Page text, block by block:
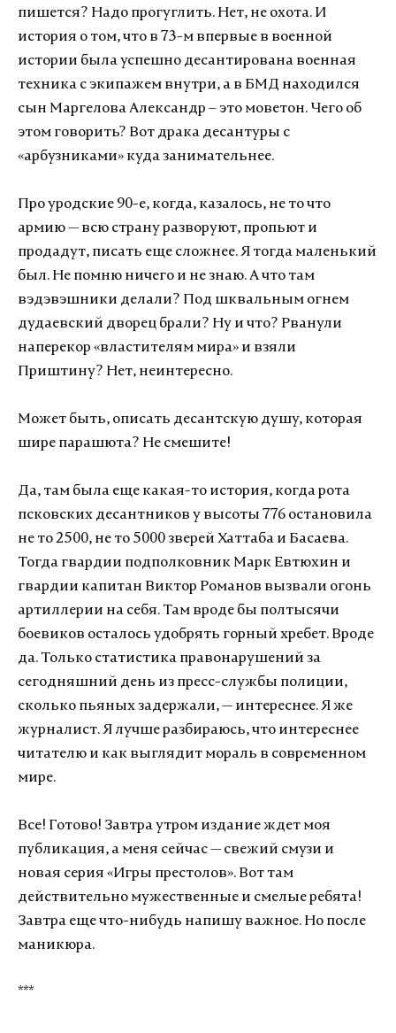
пишется? Надо прогуглить. Нет, не охота. И
история о том, что в 73-м впервые в военной
истории была успешно десантирована военная
техника с экипажем внутри, а в БМД находился
сын Маргелова Александр – это моветон. Чего об
этом говорить? Вот драка десантуры с
«арбузниками» куда занимательнее.
Про уродские 90-е, когда, казалось, не то что
армию — всю страну разворуют, пропьют и
продадут, писать еще сложнее. Я тогда маленький
был. Не помню ничего и не знаю. А что там
вэдэвэшники делали? Под шквальным огнем
дудаевский дворец брали? Ну и что? Рванули
наперекор «властителям мира» и взяли
Приштину? Нет, неинтересно.
Может быть, описать десантскую душу, которая
шире парашюта? Не смешите!
Да, там была еще какая-то история, когда рота
псковских десантников у высоты 776 остановила
не то 2500, не то 5000 зверей Хаттаба и Басаева.
Тогда гвардии подполковник Марк Евтюхин и
гвардии капитан Виктор Романов вызвали огонь
артиллерии на себя. Там вроде бы полтысячи
боевиков осталось удобрять горный хребет. Вроде
да. Только статистика правонарушений за
сегодняшний день из пресс-службы полиции,
сколько пьяных задержали, — интереснее. Я же
журналист. Я лучше разбираюсь, что интереснее
читателю и как выглядит мораль в современном
мире.
Все! Готово! Завтра утром издание ждет моя
публикация, а меня сейчас — свежий смузи и
новая серия «Игры престолов». Вот там
действительно мужественные и смелые ребята!
Завтра еще что-нибудь напишу важное. Но после
маникюра.
***